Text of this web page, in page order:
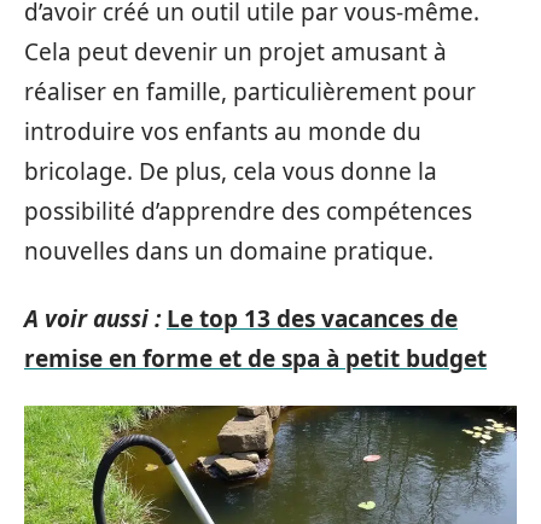
d’avoir créé un outil utile par vous-même.
Cela peut devenir un projet amusant à
réaliser en famille, particulièrement pour
introduire vos enfants au monde du
bricolage. De plus, cela vous donne la
possibilité d’apprendre des compétences
nouvelles dans un domaine pratique.
A voir aussi : Le top 13 des vacances de
remise en forme et de spa à petit budget